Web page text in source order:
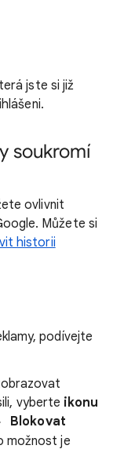
jste si již
soukromí
ovlivnit
Můžete si
historii
podívejte
vyberte ikonu
Blokovat
možnost je